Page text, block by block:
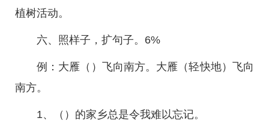
植树活动。
六、照样子，扩句子。6%
例：大雁（）飞向南方。大雁（轻快地）飞向
南方。
1、（）的家乡总是令我难以忘记。